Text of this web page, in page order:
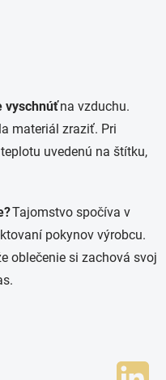
vyschnúťna vzduchu.
materiál zraziť. Pri
uvedenú na štítku,
Tajomstvo spočíva v
pokynov výrobcu.
oblečenie si zachová svoj